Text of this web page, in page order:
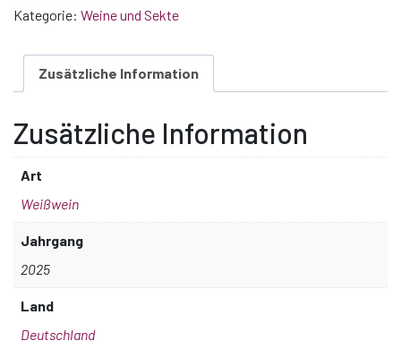
-
Gutswein
Menge
Kategorie: Weine und Sekte
Zusätzliche Information
Zusätzliche Information
Art
Weißwein
Jahrgang
2025
Land
Deutschland